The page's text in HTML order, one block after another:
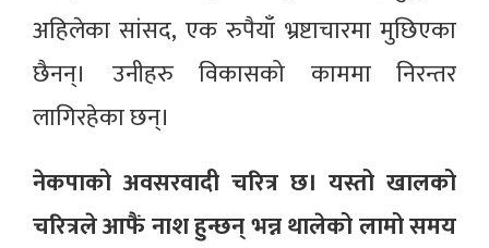
अहिलेका सांसद, एक रुपैयाँ भ्रष्टाचारमा मुछिएका
छैनन्। उनीहरु विकासको काममा निरन्तर
लागिरहेका छन्।
नेकपाको अवसरवादी चरित्र छ। यस्तो खालको
चरित्रले आफैं नाश हुन्छन् भन्न थालेको लामो समय